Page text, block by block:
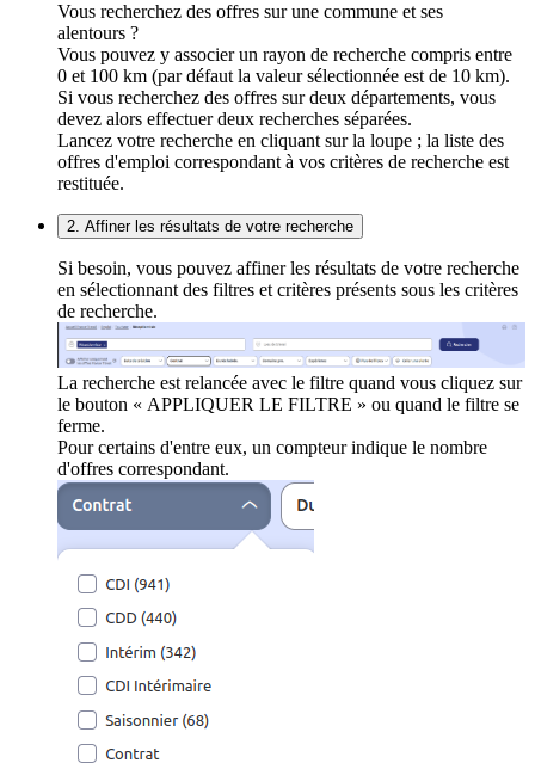
Vous recherchez des offres sur une commune et ses
alentours ?
Vous pouvez y associer un rayon de recherche compris entre
0 et 100 km (par défaut la valeur sélectionnée est de 10 km).
Si vous recherchez des offres sur deux départements, vous
devez alors effectuer deux recherches séparées.
Lancez votre recherche en cliquant sur la loupe ; la liste des
offres d'emploi correspondant à vos critères de recherche est
restituée.
2. Affiner les résultats de votre recherche
Si besoin, vous pouvez affiner les résultats de votre recherche
en sélectionnant des filtres et critères présents sous les critères
de recherche.
La recherche est relancée avec le filtre quand vous cliquez sur
le bouton « APPLIQUER LE FILTRE » ou quand le filtre se
ferme.
Pour certains d'entre eux, un compteur indique le nombre
d'offres correspondant.